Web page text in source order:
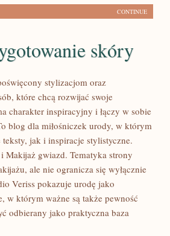
CONTINUE
skóry
stylizacjom oraz
które chcą rozwijać swoje
charakter inspiracyjny i łączy w sobie
blog dla miłośniczek urody, w którym
jak i inspiracje stylistyczne.
gwiazd. Tematyka strony
ale nie ogranicza się wyłącznie
Veriss pokazuje urodę jako
w którym ważne są także pewność
odbierany jako praktyczna baza